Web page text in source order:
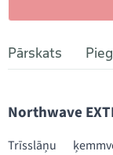
Pārskats
Northwave
Trīsslāņu